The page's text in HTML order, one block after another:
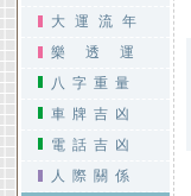
大運流年
樂透運
八字重量
車牌吉凶
電話吉凶
人際關係